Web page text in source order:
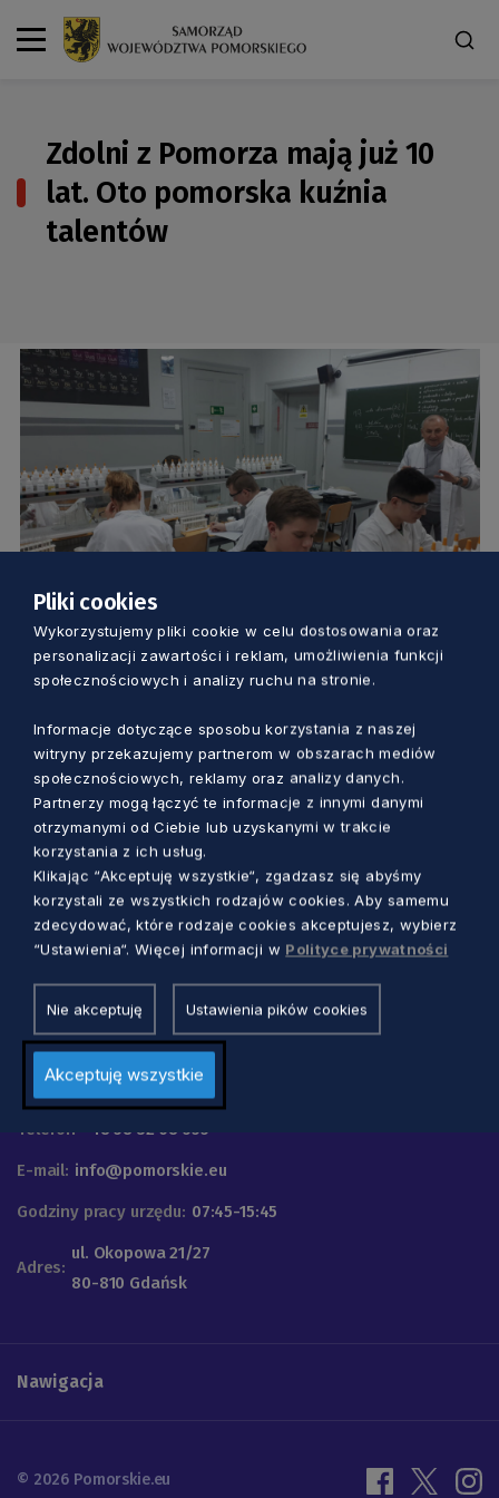
Zdolni z Pomorza mają już 10
lat. Oto pomorska kuźnia
talentów
EDUKACJA
Zdolni z Pomorza mają już 10 lat. Oto
Aleksander Olszak 4 lata temu
Urząd Marszałkowski
Województwa Pomorskiego
Telefon +48 58 32 68 555
E-mail: info@pomorskie.eu
Godziny pracy urzędu: 07:45-15:45
Adres:
ul. Okopowa 21/27
80-810 Gdańsk
Nawigacja
© 2026 Pomorskie.eu
Pliki cookies
Wykorzystujemy pliki cookie w celu dostosowania oraz
personalizacji zawartości i reklam, umożliwienia funkcji
społecznościowych i analizy ruchu na stronie.
Informacje dotyczące sposobu korzystania z naszej
witryny przekazujemy partnerom w obszarach mediów
społecznościowych, reklamy oraz analizy danych.
Partnerzy mogą łączyć te informacje z innymi danymi
otrzymanymi od Ciebie lub uzyskanymi w trakcie
korzystania z ich usług.
Klikając “Akceptuję wszystkie“, zgadzasz się abyśmy
korzystali ze wszystkich rodzajów cookies. Aby samemu
zdecydować, które rodzaje cookies akceptujesz, wybierz
“Ustawienia“. Więcej informacji w Polityce prywatności
Nie akceptuję Ustawienia pików cookies
Akceptuję wszystkie